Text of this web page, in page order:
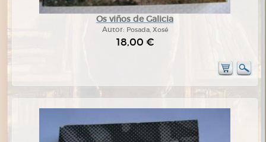
Os viños de Galicia
Autor: Posada, Xosé
18,00 €